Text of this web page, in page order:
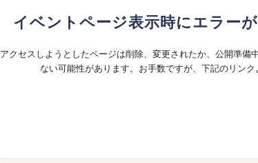
イベントページ表示時にエラーが
アクセスしようとしたページは削除、変更されたか、公開準備
ない可能性があります。お手数ですが、下記のリンク